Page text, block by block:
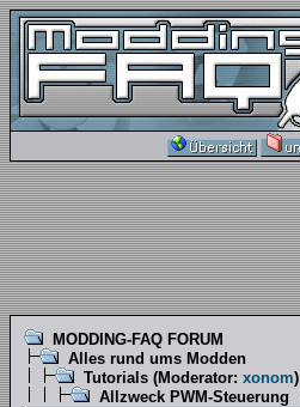
MODDING-FAQ FORUM
Alles rund ums Modden
Tutorials (Moderator: xonom)
Allzweck PWM-Steuerung